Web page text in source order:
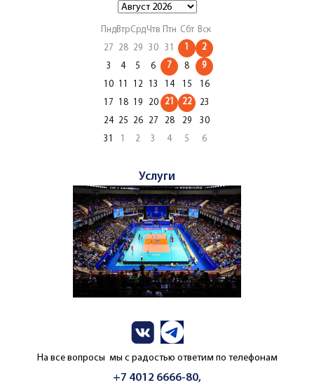
ПндВтрСрдЧтв Птн Сбт Вск
27
28 29 30 31 1 2
3 4 5 6 7 8 9
10 11 12 13 14 15
16
17
18 19 20 21 22
23
24
25 26 27 28 29
30
31
1 2 3 4 5 6
Услуги
На все вопросы мы с радостью ответим по телефонам
+7 4012 6666-80,